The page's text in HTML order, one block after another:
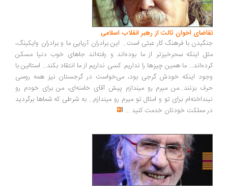
تقاضای اخوان ثالث از رهبر انقلاب اسلامی
جنگیدن با فرهنگ کار عبثی است... این برادران آریایی ما و برادران وایکینگ،
مثل اینکه سحرخیزتر از ما بوده‌اند و رفته‌اند جاهای خوب دنیا مسکن
کرده‌اند... ما همین چیزها را نداریم. کسی نداریم از ما انتقاد بکند... استالین با
وجود اینکه خودش گرجی بود، می‌خواست در گرجستان نیز همه روسی
حرف بزنند...من میرم رو میندازم پیش آقای خامنه‌ای، من برای خودم رو
نینداخته‌ام برای تو و امثال تو میرم رو میندازم... به شرطی که شماها برگردید
در مملکت خودتان خدمت کنید ...